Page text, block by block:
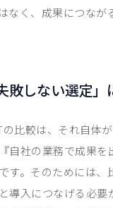
なく、成果につなが
敗しない選定」
比較は、それ自体
自社の業務で成果を
す。そのためには、
導入につなげる必要